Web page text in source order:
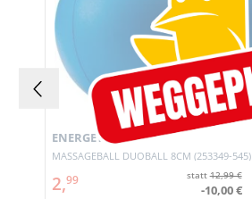
MASSAGEBALL DUOBALL 8CM (253349-545)
ENERGETICS
2,99 statt12,99 €
-10,00 €